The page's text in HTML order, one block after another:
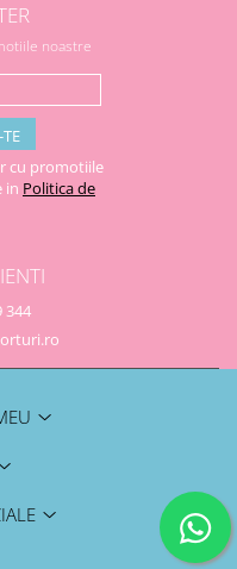
noastre
cu promotiile
in Politica de
344